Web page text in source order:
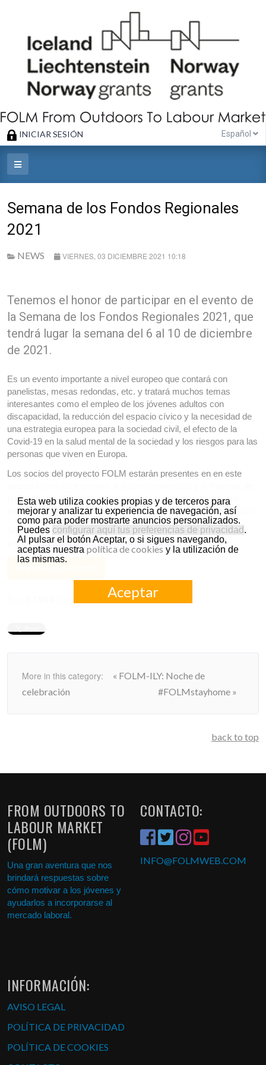
Esta web utiliza cookies propias y de terceros para
mejorar y analizar tu experiencia de navegación, así
como para poder mostrarte anuncios personalizados.
Puedes configurar aquí tus preferencias de privacidad .
Al pulsar el botón Aceptar, o si sigues navegando,
aceptas nuestra política de cookies y la utilización de
las mismas.
Aceptar
INICIAR SESIÓN Español
Semana de los Fondos Regionales
2021
NEWS VIERNES, 03 DICIEMBRE 2021 10:18
Tenemos el honor de participar en el evento de
la Semana de los Fondos Regionales 2021, que
tendrá lugar la semana del 6 al 10 de diciembre
de 2021.
Es un evento importante a nivel europeo que contará con
panelistas, mesas redondas, etc. y tratará muchos temas
interesantes como el empleo de los jóvenes adultos con
discapacidad, la reducción del espacio cívico y la necesidad de
una estrategia europea para la sociedad civil, el efecto de la
Covid-19 en la salud mental de la sociedad y los riesgos para las
personas que viven en Europa.
Los socios del proyecto FOLM estarán presentes en en este
un stand virtual, donde podrás ver los resultados de nuestro
proyecto. ¡Tenemos motivos de sobra para sentirnos orgullosos!
Si quieres participar puedes registrarte accediendo al siguiente
enlace:www.eeagrants.evento-digitale.it
More in this category:
« FOLM-ILY: Noche de
celebración
#FOLMstayhome »
back to top
FROM OUTDOORS TO
LABOUR MARKET
(FOLM)
Una gran aventura que nos
brindará respuestas sobre
cómo motivar a los jóvenes y
ayudarlos a incorporarse al
mercado laboral.
CONTACTO:
INFO@FOLMWEB.COM
INFORMACIÓN:
AVISO LEGAL
POLÍTICA DE PRIVACIDAD
POLÍTICA DE COOKIES